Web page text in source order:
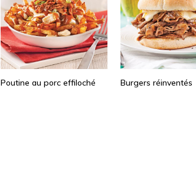
Poutine au porc effiloché Burgers réinventés